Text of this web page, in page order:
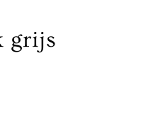
grijs